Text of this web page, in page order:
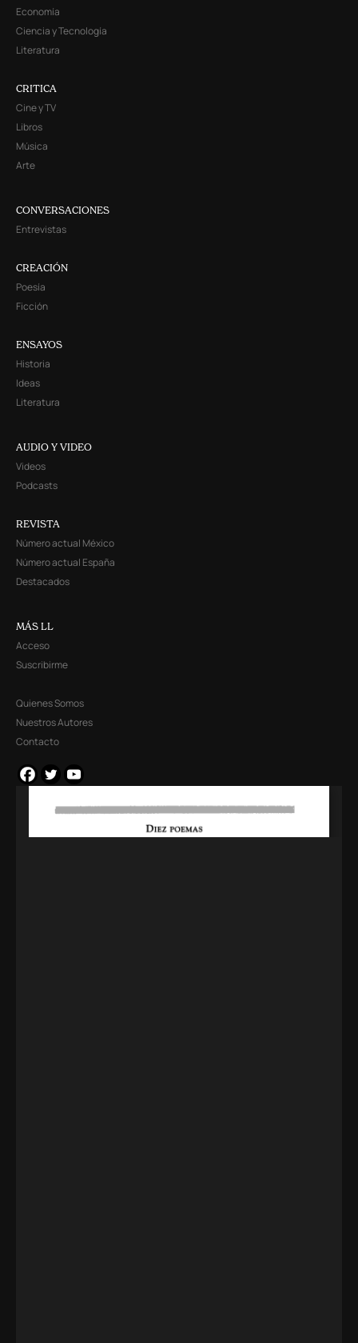
Economía
Ciencia y Tecnología
Literatura
CRITICA
Cine y TV
Libros
Música
Arte
CONVERSACIONES
Entrevistas
CREACIÓN
Poesía
Ficción
ENSAYOS
Historia
Ideas
Literatura
AUDIO Y VIDEO
Videos
Podcasts
REVISTA
Número actual México
Número actual España
Destacados
MÁS LL
Acceso
Suscribirme
Quienes Somos
Nuestros Autores
Contacto